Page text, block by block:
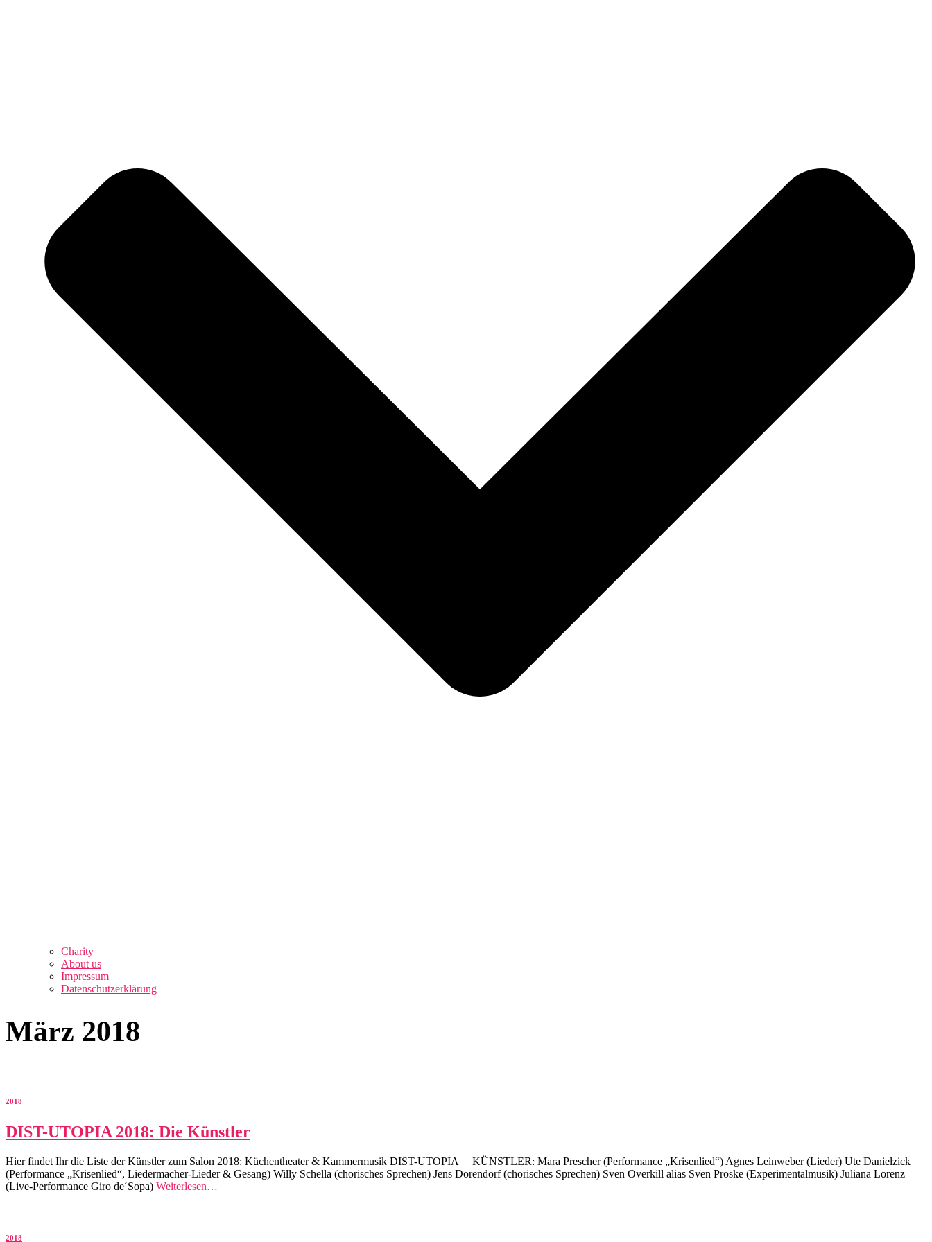
Charity
About us
Impressum
Datenschutzerklärung
März 2018
2018
DIST-UTOPIA 2018: Die Künstler
Hier findet Ihr die Liste der Künstler zum Salon 2018: Küchentheater & Kammermusik DIST-UTOPIA KÜNSTLER: Mara Prescher (Performance „Krisenlied“) Agnes Leinweber (Lieder) Ute Danielzick
(Performance „Krisenlied“, Liedermacher-Lieder & Gesang) Willy Schella (chorisches Sprechen) Jens Dorendorf (chorisches Sprechen) Sven Overkill alias Sven Proske (Experimentalmusik) Juliana Lorenz
(Live-Performance Giro de´Sopa) Weiterlesen…
2018